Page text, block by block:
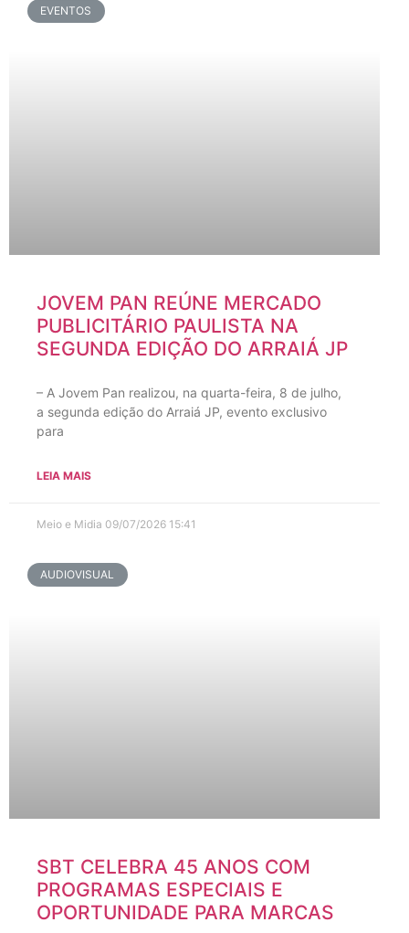
EVENTOS
JOVEM PAN REÚNE MERCADO
PUBLICITÁRIO PAULISTA NA
SEGUNDA EDIÇÃO DO ARRAIÁ JP
– A Jovem Pan realizou, na quarta-feira, 8 de julho,
a segunda edição do Arraiá JP, evento exclusivo
para
LEIA MAIS
Meio e Midia 09/07/2026 15:41
AUDIOVISUAL
SBT CELEBRA 45 ANOS COM
PROGRAMAS ESPECIAIS E
OPORTUNIDADE PARA MARCAS